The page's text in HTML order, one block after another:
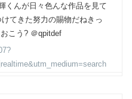
くんが日々色んな作品を見て
てきた努力の賜物だねきっ
こう? ＠qpitdef